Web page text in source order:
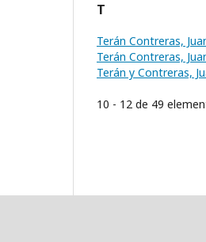
T
Terán Contreras,
Terán Contreras,
Terán y Contreras,
10 - 12 de 49